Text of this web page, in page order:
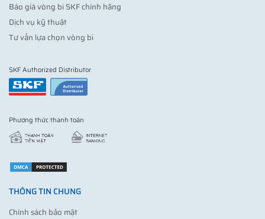
Báo giá vòng bi SKF chính hãng
Dịch vụ kỹ thuật
Tư vấn lựa chọn vòng bi
SKF Authorized Distributor
Phương thức thanh toán
THÔNG TIN CHUNG
Chính sách bảo mật